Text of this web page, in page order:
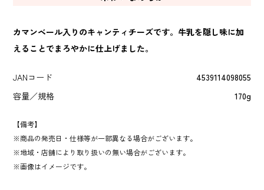
カマンベール入りのキャンティチーズです。牛乳を隠し味に加
えることでまろやかに仕上げました。
JANコード
4539114098055
容量／規格
170g
【備考】
商品の発売日・仕様等が一部異なる場合がございます。
地域・店舗により取り扱いの無い場合がございます。
画像はイメージです。